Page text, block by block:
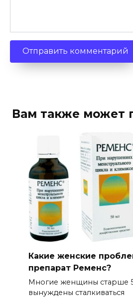
Вам также может
Какие женские
препарат Ременс?
Многие женщины старше
вынуждены сталкиваться